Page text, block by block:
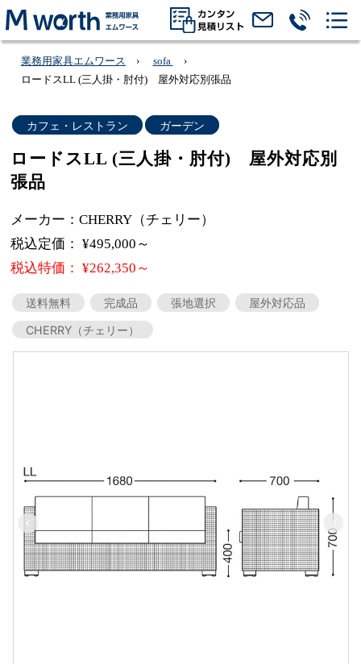
業務用家具エムワース
sofa
ロードスLL (三人掛・肘付) 屋外対応別張品
カフェ・レストラン ガーデン
ロードスLL (三人掛・肘付) 屋外対応別
張品
メーカー：CHERRY（チェリー）
税込定価： ¥495,000～
税込特価： ¥262,350～
送料無料 完成品 張地選択
屋外対応品
CHERRY（チェリー）